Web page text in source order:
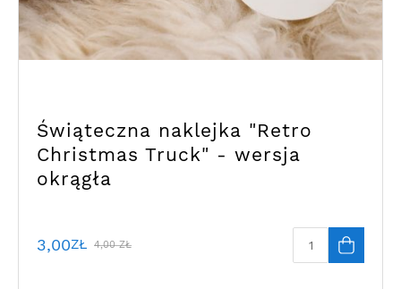
Świąteczna naklejka "Retro
Christmas Truck" - wersja
okrągła
3,00ZŁ 4,00ZŁ